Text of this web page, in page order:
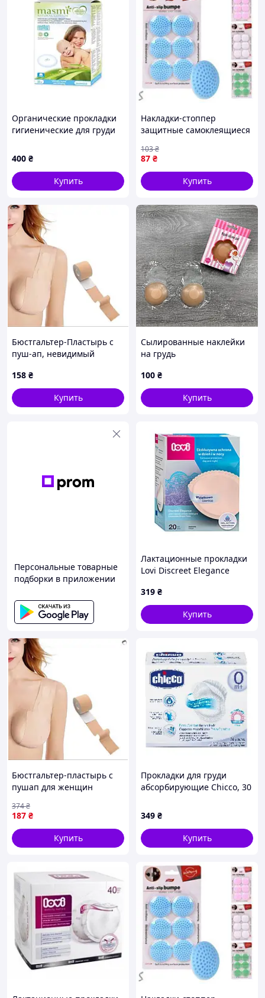
Органические прокладки
гигиенические для груди
400 ₴
Купить
Накладки-стоппер
защитные самоклеящиеся
87 ₴
103₴
Купить
Бюстгальтер-Пластырь с
пуш-ап, невидимый
Кинезио тейп для
подтягивания груди
158 ₴
Купить
Сылированные наклейки
на грудь
100 ₴
Купить
Персональные товарные
подборки в приложении
Лактационные прокладки
Lovi Discreet Elegance
319 ₴
Купить
Бюстгальтер-пластырь с
пушап для женщин
для поддержки груди и
коррекции формы
187 ₴
374₴
Купить
Прокладки для груди
абсорбирующие Chicco, 30
349 ₴
Купить